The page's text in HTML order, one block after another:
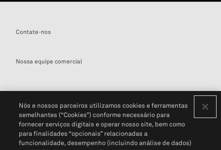
Contate-nos
Nossa equipe comercial
Definições de cookies
Disclaimers Legais Termos de Uso Aviso de Cookies
Política de PrivacidadePortal de privacidade do cliente (em inglês)
Nós e nossos parceiros utilizamos cookies e ferramentas
semelhantes (“Cookies”) conforme necessário para
fornecer serviços digitais e operar nosso site, bem como
para finalidades “opcionais” relacionadas a
funcionalidade, desempenho (incluindo análise de dados)